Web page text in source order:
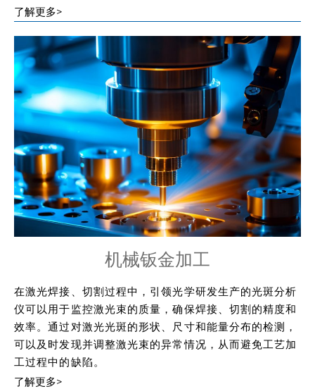
了解更多>
机械钣金加工
在激光焊接、切割过程中，引领光学研发生产的光斑分析
仪可以用于监控激光束的质量，确保焊接、切割的精度和
效率。通过对激光光斑的形状、尺寸和能量分布的检测，
可以及时发现并调整激光束的异常情况，从而避免工艺加
工过程中的缺陷。
了解更多>